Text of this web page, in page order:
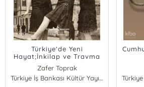
Türkiye'de Yeni
Hayat;İnkilap ve Travma
1908-1928
Zafer Toprak
Türkiye İş Bankası Kültür Yayınları